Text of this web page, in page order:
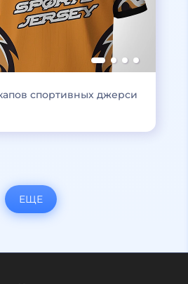
спортивных джерси
ЕЩЕ